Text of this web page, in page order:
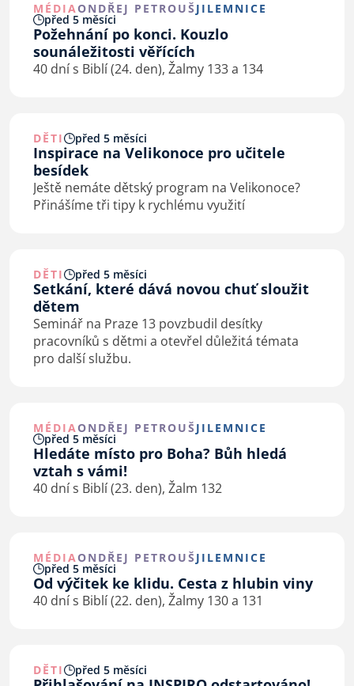
MÉDIAONDŘEJ PETROUŠ JILEMNICE
před 5 měsíci
Požehnání po konci. Kouzlo
sounáležitosti věřících
40 dní s Biblí (24. den), Žalmy 133 a 134
DĚTI před 5 měsíci
Inspirace na Velikonoce pro učitele
besídek
Ještě nemáte dětský program na Velikonoce?
Přinášíme tři tipy k rychlému využití
DĚTI před 5 měsíci
Setkání, které dává novou chuť sloužit
dětem
Seminář na Praze 13 povzbudil desítky
pracovníků s dětmi a otevřel důležitá témata
pro další službu.
MÉDIAONDŘEJ PETROUŠ JILEMNICE
před 5 měsíci
Hledáte místo pro Boha? Bůh hledá
vztah s vámi!
40 dní s Biblí (23. den), Žalm 132
MÉDIAONDŘEJ PETROUŠ JILEMNICE
před 5 měsíci
Od výčitek ke klidu. Cesta z hlubin viny
40 dní s Biblí (22. den), Žalmy 130 a 131
DĚTI před 5 měsíci